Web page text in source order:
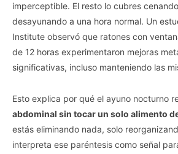
imperceptible. El resto lo cubres
desayunando a una hora normal. Un
Institute observó que ratones con
de 12 horas experimentaron mejoras
significativas, incluso manteniendo las
Esto explica por qué el ayuno nocturno
abdominal sin tocar un solo alimento
estás eliminando nada, solo
interpreta ese paréntesis como señal